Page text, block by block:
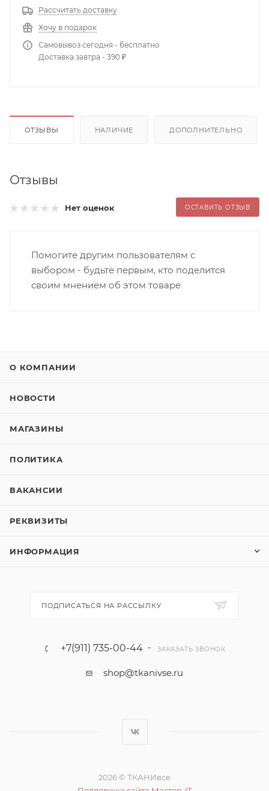
Рассчитать доставку
Хочу в подарок
Самовывоз сегодня - бесплатно
Доставка завтра - 390 ₽
ОТЗЫВЫ НАЛИЧИЕ ДОПОЛНИТЕЛЬНО
Отзывы
Нет оценок ОСТАВИТЬ ОТЗЫВ
Помогите другим пользователям с
выбором - будьте первым, кто поделится
своим мнением об этом товаре
О КОМПАНИИ
НОВОСТИ
МАГАЗИНЫ
ПОЛИТИКА
ВАКАНСИИ
РЕКВИЗИТЫ
ИНФОРМАЦИЯ
ПОДПИСАТЬСЯ НА РАССЫЛКУ
+7(911) 735-00-44 ЗАКАЗАТЬ ЗВОНОК
shop@tkanivse.ru
2026 © ТКАНИвсе